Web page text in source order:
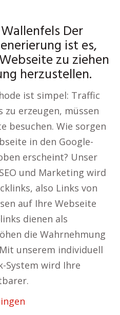
Der
ist es,
zu ziehen
herzustellen.
ist simpel: Traffic
zu erzeugen, müssen
besuchen. Wie sorgen
in den Google-
erscheint? Unser
und Marketing wird
also Links von
auf Ihre Webseite
dienen als
die Wahrnehmung
unserem individuell
System wird Ihre